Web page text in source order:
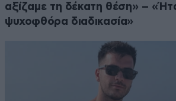
αξίζαμε τη δέκατη θέση» –
ψυχοφθόρα διαδικασία»